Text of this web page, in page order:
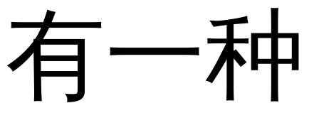
有一种